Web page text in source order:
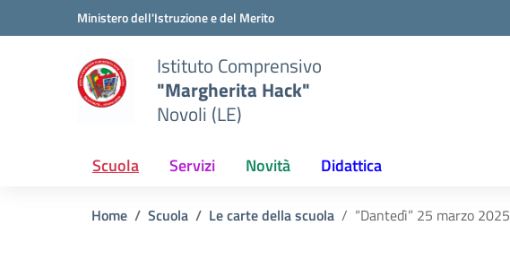
Vai ai contenuti
Vai al menu di navigazioneMinistero dell'Istruzione e del Merito
Istituto Comprensivo
"Margherita Hack"
Novoli (LE)
Scuola Servizi Novità Didattica
Home Scuola Le carte della scuola “Dantedì” 25 marzo 2025